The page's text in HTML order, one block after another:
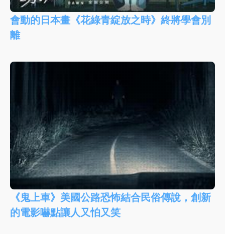
會動的日本畫《花綠青綻放之時》終將學會別
離
《鬼上車》美國公路恐怖結合民俗傳說，創新
的電影嚇點讓人又怕又笑